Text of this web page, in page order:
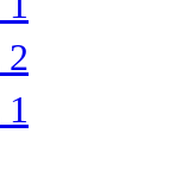
2
1